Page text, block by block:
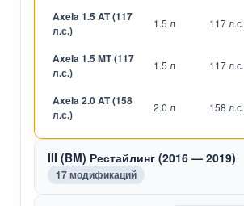
Axela 1.5 AT (117
л.с.)
1.5 л 117 л.с.
Axela 1.5 MT (117
л.с.)
1.5 л 117 л.с.
Axela 2.0 AT (158
л.с.)
2.0 л 158 л.с.
III (BM) Рестайлинг (2016 — 2019)
17 модификаций